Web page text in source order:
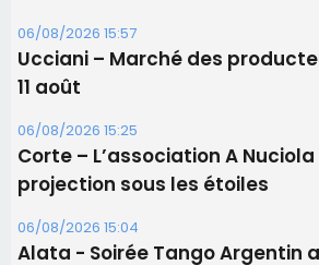
Les brèves
09/08/2026 11:04
Festa di l’Associi Curtinesi le